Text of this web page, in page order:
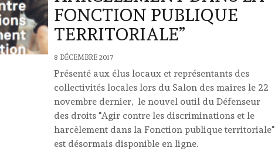
FONCTION PUBLIQUE
TERRITORIALE”
8 DÉCEMBRE 2017
Présenté aux élus locaux et représentants des
collectivités locales lors du Salon des maires le 22
novembre dernier, le nouvel outil du Défenseur
des droits "Agir contre les discriminations et le
harcèlement dans la Fonction publique territoriale"
est désormais disponible en ligne.